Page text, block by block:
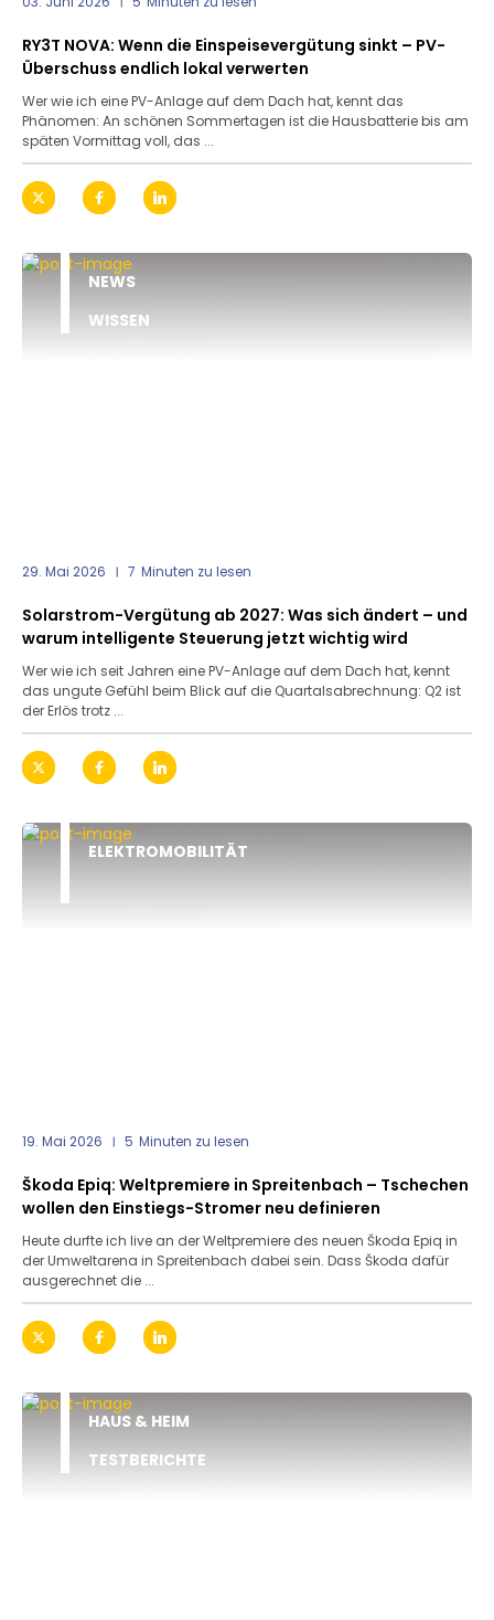
RY3T NOVA: Wenn die Einspeisevergütung sinkt – PV-
Überschuss endlich lokal verwerten
Wer wie ich eine PV-Anlage auf dem Dach hat, kennt das
Phänomen: An schönen Sommertagen ist die Hausbatterie bis am
späten Vormittag voll, das ...
NEWS
WISSEN
29. Mai 2026 7 Minuten zu lesen
Solarstrom-Vergütung ab 2027: Was sich ändert – und
warum intelligente Steuerung jetzt wichtig wird
Wer wie ich seit Jahren eine PV-Anlage auf dem Dach hat, kennt
das ungute Gefühl beim Blick auf die Quartalsabrechnung: Q2 ist
der Erlös trotz ...
ELEKTROMOBILITÄT
19. Mai 2026 5 Minuten zu lesen
Škoda Epiq: Weltpremiere in Spreitenbach – Tschechen
wollen den Einstiegs-Stromer neu definieren
Heute durfte ich live an der Weltpremiere des neuen Škoda Epiq in
der Umweltarena in Spreitenbach dabei sein. Dass Škoda dafür
ausgerechnet die ...
HAUS & HEIM
TESTBERICHTE